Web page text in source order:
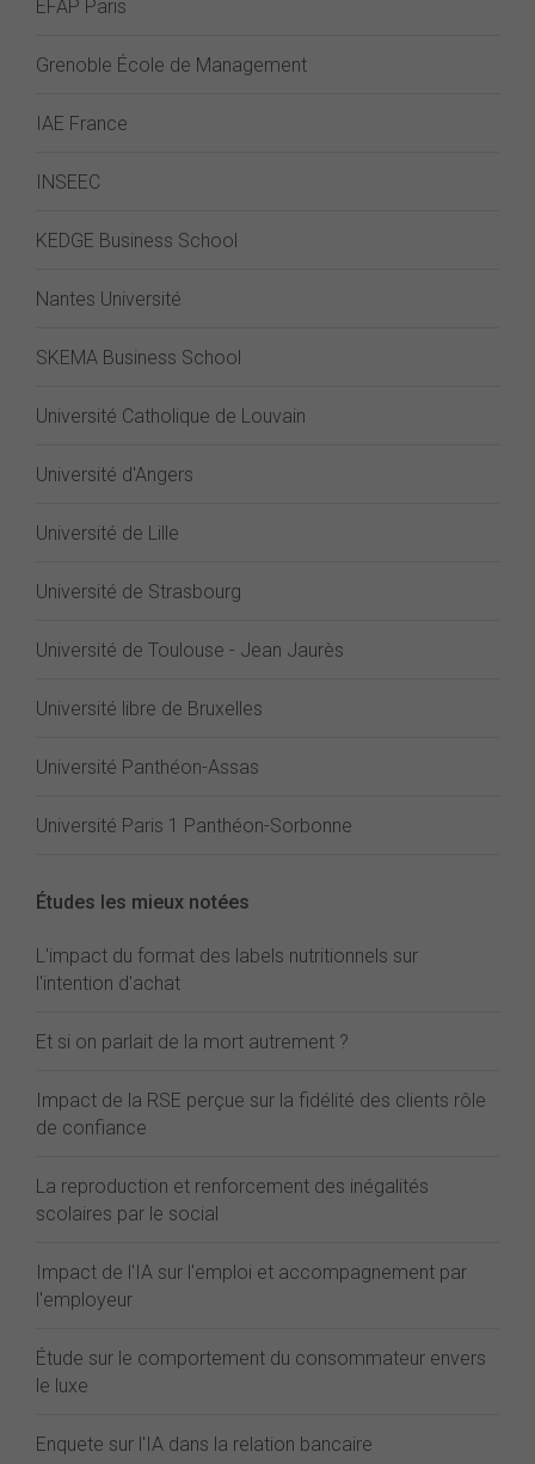
EFAP Paris
Grenoble École de Management
IAE France
INSEEC
KEDGE Business School
Nantes Université
SKEMA Business School
Université Catholique de Louvain
Université d'Angers
Université de Lille
Université de Strasbourg
Université de Toulouse - Jean Jaurès
Université libre de Bruxelles
Université Panthéon-Assas
Université Paris 1 Panthéon-Sorbonne
Études les mieux notées
L'impact du format des labels nutritionnels sur
l'intention d'achat
Et si on parlait de la mort autrement ?
Impact de la RSE perçue sur la fidélité des clients rôle
de confiance
La reproduction et renforcement des inégalités
scolaires par le social
Impact de l'IA sur l'emploi et accompagnement par
l'employeur
Étude sur le comportement du consommateur envers
le luxe
Enquete sur l'IA dans la relation bancaire